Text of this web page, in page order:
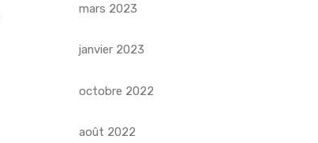
mars 2023
janvier 2023
octobre 2022
août 2022